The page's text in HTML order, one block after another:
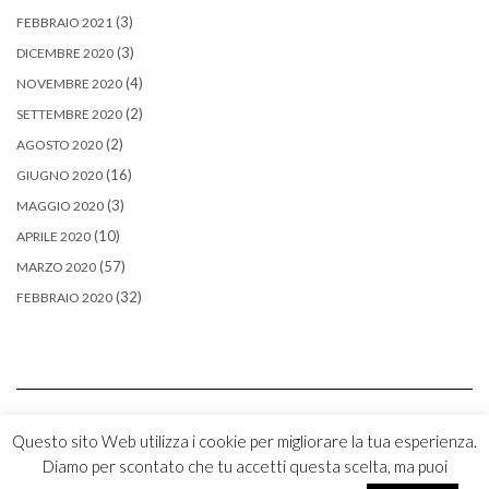
FEBBRAIO 2021 (3)
DICEMBRE 2020 (3)
NOVEMBRE 2020 (4)
SETTEMBRE 2020 (2)
AGOSTO 2020 (2)
GIUGNO 2020 (16)
MAGGIO 2020 (3)
APRILE 2020 (10)
MARZO 2020 (57)
FEBBRAIO 2020 (32)
Copyright © 2026Kale
Questo sito Web utilizza i cookie per migliorare la tua esperienza.
Diamo per scontato che tu accetti questa scelta, ma puoi